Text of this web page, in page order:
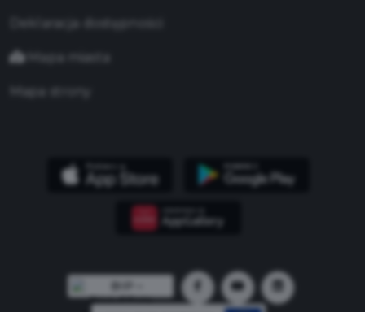
Deklaracja dostępności
Mapa miasta
Mapa strony